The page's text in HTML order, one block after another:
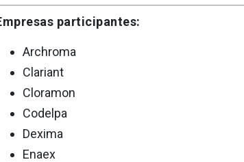
participantes:
Archroma
Clariant
Cloramon
Codelpa
Dexima
Enaex